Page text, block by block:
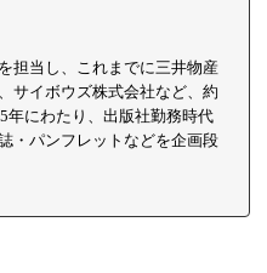
担当し、これまでに三井物産
サイボウズ株式会社など、約
年にわたり、出版社勤務時代
・パンフレットなどを企画段